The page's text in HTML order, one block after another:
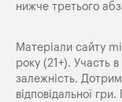
нижче третього
Матеріали сайту
року (21+). Участь
залежність.
відповідальної